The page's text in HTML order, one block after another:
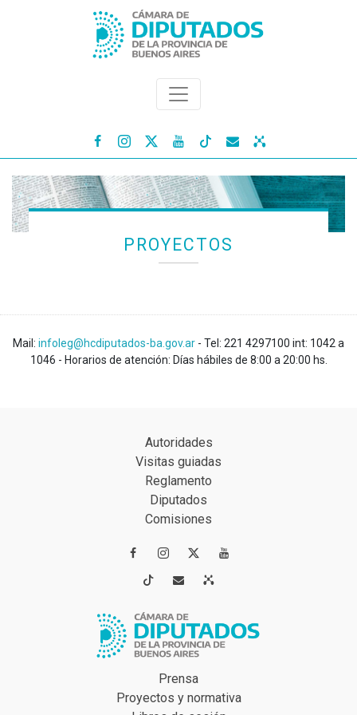
   
PROYECTOS
Mail: infoleg@hcdiputados-ba.gov.ar - Tel: 221 4297100 int: 1042 a
1046 - Horarios de atención: Días hábiles de 8:00 a 20:00 hs.
Autoridades
Visitas guiadas
Reglamento
Diputados
Comisiones
 
 
Prensa
Proyectos y normativa